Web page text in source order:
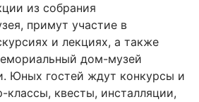
из собрания
примут участие в
и лекциях, а также
дом-музей
Юных гостей ждут конкурсы и
классы, квесты, инсталляции,